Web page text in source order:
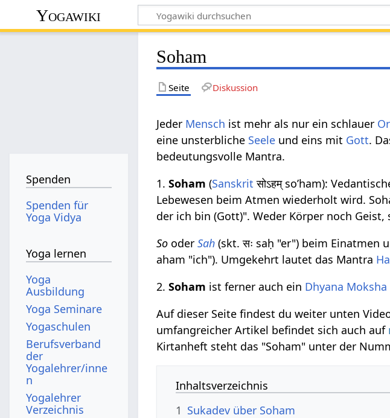
Yogawiki
Soham
Seite Diskussion
Jeder Mensch ist mehr als nur ein schlauer
eine unsterbliche Seele und eins mit Gott.
bedeutungsvolle Mantra.
1.Soham (Sanskrit सोऽहम् so’ham):
Lebewesen beim Atmen wiederholt wird.
der ich bin (Gott)". Weder Körper noch
So oderSah (skt. सः saḥ "er") beim Einatmen
aham "ich"). Umgekehrt lautet das Mantra
2.Soham ist ferner auch ein Dhyana Moksha
Auf dieser Seite findest du weiter unten
umfangreicher Artikel befindet sich auch auf
Kirtanheft steht das "Soham" unter der
Inhaltsverzeichnis
1 Sukadev über Soham
Spenden
Spenden für
Yoga Vidya
Yoga lernen
Yoga
Ausbildung
Yoga Seminare
Yogaschulen
Berufsverband
der
Yogalehrer/inne
n
Yogalehrer
Verzeichnis